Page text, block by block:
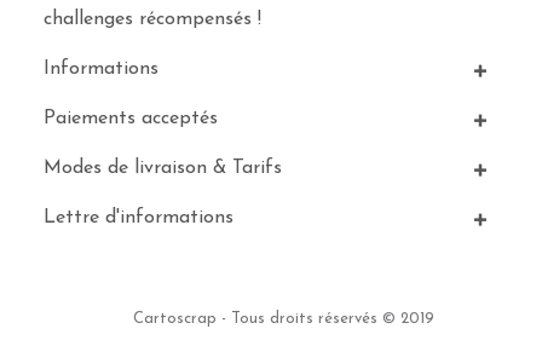
challenges récompensés !
Informations
Paiements acceptés
Modes de livraison & Tarifs
Lettre d'informations
Cartoscrap - Tous droits réservés © 2019